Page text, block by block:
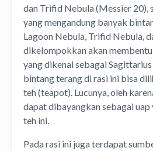
dan Trifid Nebula (Messier 20),
yang mengandung banyak
Lagoon Nebula, Trifid Nebula,
dikelompokkan akan
yang dikenal sebagai
bintang terang di rasi ini bisa
teh (teapot). Lucunya, oleh
dapat dibayangkan sebagai
teh ini.
Pada rasi ini juga terdapat